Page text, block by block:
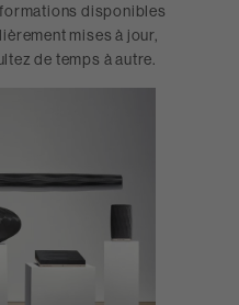
disponibles
mises à jour,
de temps à autre.